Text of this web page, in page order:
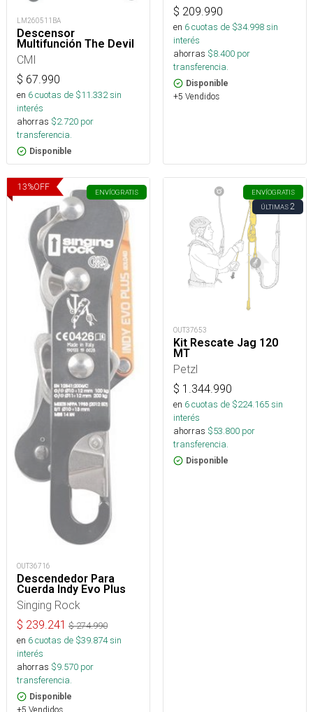
LM260511BA
Descensor
Multifunción The Devil
CMI
$ 67.990
en 6cuotas de $11.332sin
interés
ahorras $2.720 por
transferencia.
Disponible
$ 209.990
en 6cuotas de $34.998sin
interés
ahorras $8.400 por
transferencia.
Disponible
+5 Vendidos
13%OFF
ENVÍOGRATIS
OUT36716
Descendedor Para
Cuerda Indy Evo Plus
Singing Rock
$ 239.241 $274.990
en 6cuotas de $39.874sin
interés
ahorras $9.570 por
transferencia.
Disponible
+5 Vendidos
ENVÍOGRATIS
ÚLTIMAS2
OUT37653
Kit Rescate Jag 120
MT
Petzl
$ 1.344.990
en 6cuotas de $224.165sin
interés
ahorras $53.800 por
transferencia.
Disponible